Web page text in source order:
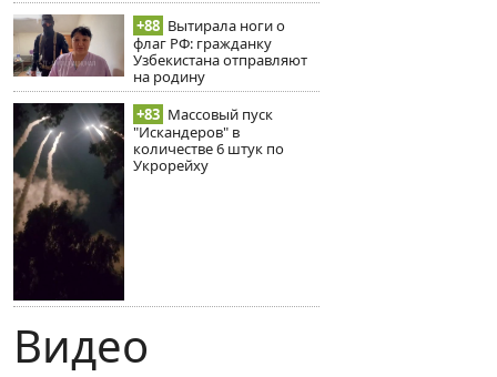
+88 Вытирала ноги о
флаг РФ: гражданку
Узбекистана отправляют
на родину
+83 Массовый пуск
"Искандеров" в
количестве 6 штук по
Укрорейху
Видео